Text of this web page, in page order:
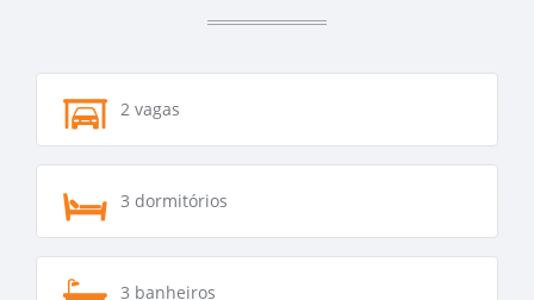
2 vagas
3 dormitórios
3 banheiros